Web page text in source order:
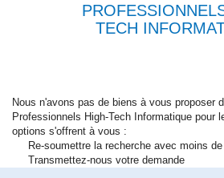
TECH
Nous n'avons pas de biens à vous proposer
Professionnels High-Tech Informatique pour
options s'offrent à vous :
Re-soumettre la recherche avec moins de
Transmettez-nous votre demande